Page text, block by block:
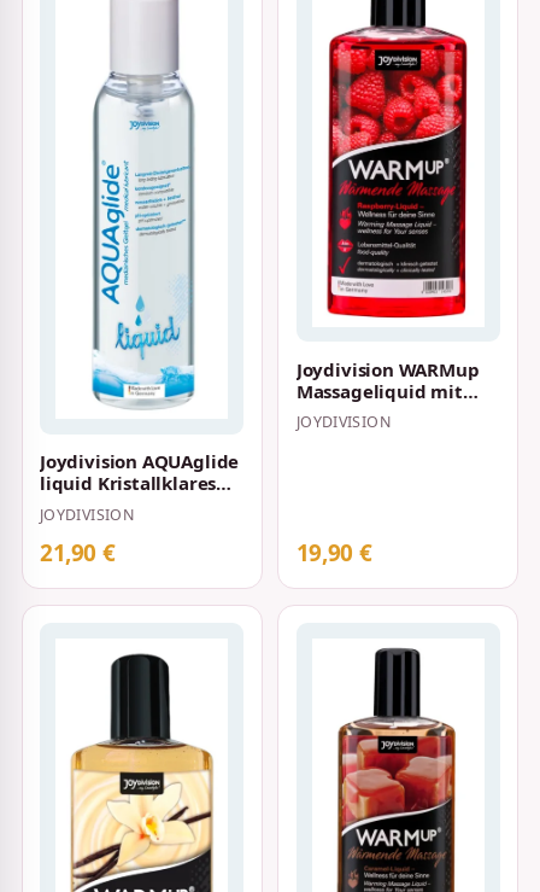
Joydivision AQUAglide
liquid Kristallklares
Gleitgel auf
Wasserbasis 2…
JOYDIVISION
21,90 €
Joydivision WARMup
Massageliquid mit
Wärme-Effekt und
Himbeeraroma 150…
JOYDIVISION
19,90 €